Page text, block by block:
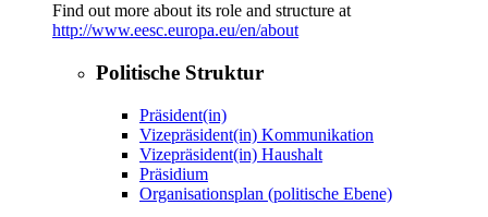
Find out more about its role and structure at
http://www.eesc.europa.eu/en/about
Politische Struktur
Präsident(in)
Vizepräsident(in) Kommunikation
Vizepräsident(in) Haushalt
Präsidium
Organisationsplan (politische Ebene)